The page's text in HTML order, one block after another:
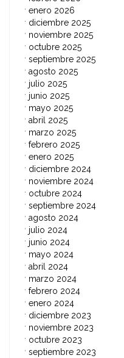
enero 2026
diciembre 2025
noviembre 2025
octubre 2025
septiembre 2025
agosto 2025
julio 2025
junio 2025
mayo 2025
abril 2025
marzo 2025
febrero 2025
enero 2025
diciembre 2024
noviembre 2024
octubre 2024
septiembre 2024
agosto 2024
julio 2024
junio 2024
mayo 2024
abril 2024
marzo 2024
febrero 2024
enero 2024
diciembre 2023
noviembre 2023
octubre 2023
septiembre 2023